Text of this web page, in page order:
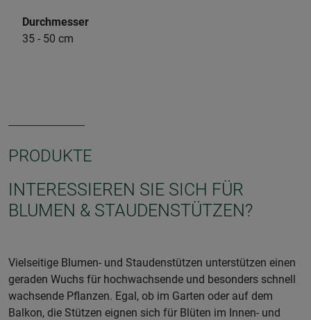
Durchmesser
35 - 50 cm
PRODUKTE
INTERESSIEREN SIE SICH FÜR
BLUMEN & STAUDENSTÜTZEN?
Vielseitige Blumen- und Staudenstützen unterstützen einen
geraden Wuchs für hochwachsende und besonders schnell
wachsende Pflanzen. Egal, ob im Garten oder auf dem
Balkon, die Stützen eignen sich für Blüten im Innen- und